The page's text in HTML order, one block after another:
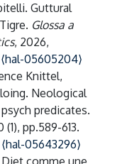
Guttural
Glossa a
, 2026,
⟨hal-05605204⟩
Knittel,
Neological
predicates.
(1), pp.589-613.
⟨hal-05643296⟩